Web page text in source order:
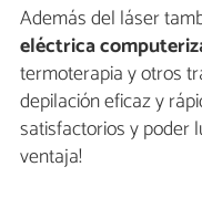
Además del láser
eléctrica
termoterapia y otros
depilación eficaz y
satisfactorios y poder
ventaja!